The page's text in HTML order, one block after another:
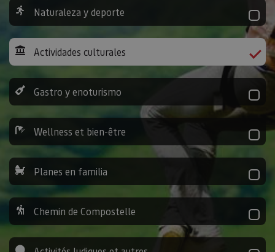
Naturaleza y deporte
Actividades culturales
Gastro y enoturismo
Wellness et bien-être
Planes en familia
Chemin de Compostelle